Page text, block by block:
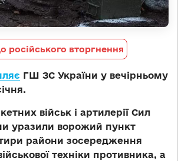
російського вторгнення
ГШ ЗС України у вечірньому
військ і артилерії Сил
уразили ворожий пункт
райони зосередження
техніки противника, а